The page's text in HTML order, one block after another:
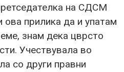
на СДСМ
ова прилика да и упатам
знам дека цврсто
Учествувала во
со други правни